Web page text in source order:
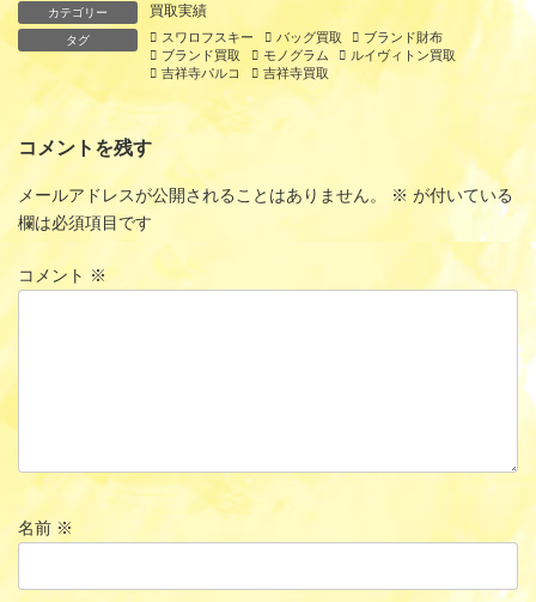
カテゴリー 買取実績
タグ スワロフスキー バッグ買取
ブランド財布
ブランド買取
モノグラム
ルイヴィトン買取
吉祥寺パルコ
吉祥寺買取
コメントを残す
メールアドレスが公開されることはありません。 ※ が付いている
欄は必須項目です
コメント ※
名前 ※